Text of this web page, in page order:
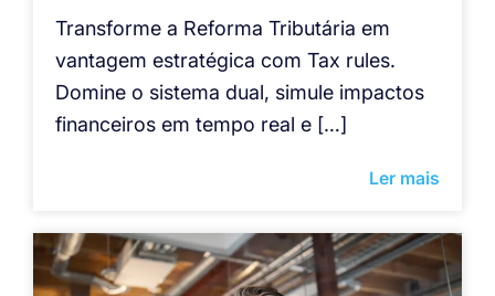
Transforme a Reforma Tributária em
vantagem estratégica com Tax rules.
Domine o sistema dual, simule impactos
financeiros em tempo real e […]
Ler mais